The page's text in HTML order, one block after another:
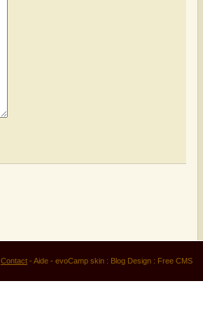
Contact - Aide - evoCamp skin : Blog Design : Free CMS